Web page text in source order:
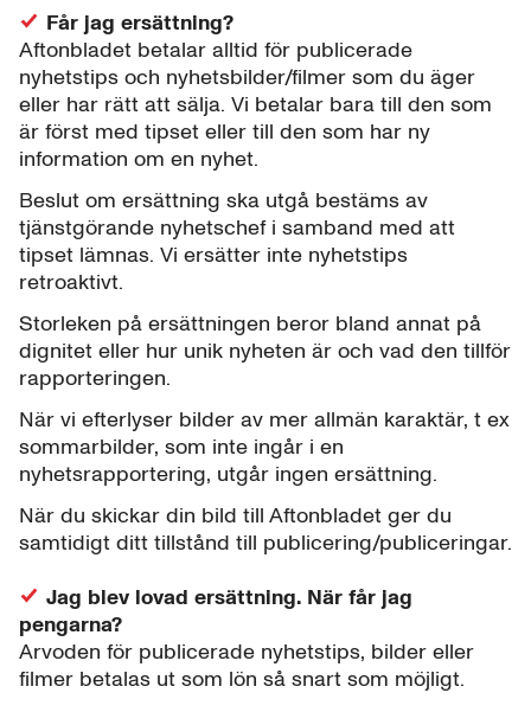
Får jag ersättning?
Aftonbladet betalar alltid för publicerade
nyhetstips och nyhetsbilder/filmer som du äger
eller har rätt att sälja. Vi betalar bara till den som
är först med tipset eller till den som har ny
information om en nyhet.
Beslut om ersättning ska utgå bestäms av
tjänstgörande nyhetschef i samband med att
tipset lämnas. Vi ersätter inte nyhetstips
retroaktivt.
Storleken på ersättningen beror bland annat på
dignitet eller hur unik nyheten är och vad den tillför
rapporteringen.
När vi efterlyser bilder av mer allmän karaktär, t ex
sommarbilder, som inte ingår i en
nyhetsrapportering, utgår ingen ersättning.
När du skickar din bild till Aftonbladet ger du
samtidigt ditt tillstånd till publicering/publiceringar.
Jag blev lovad ersättning. När får jag
pengarna?
Arvoden för publicerade nyhetstips, bilder eller
filmer betalas ut som lön så snart som möjligt.